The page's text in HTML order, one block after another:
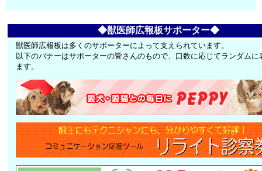
◆獣医師広報板サポーター◆
獣医師広報板は多くのサポーターによって支えられています。
以下のバナーはサポーターの皆さんのもので、口数に応じてランダムに
ます。